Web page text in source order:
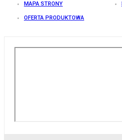
MAPA STRONY
OFERTA PRODUKTOWA